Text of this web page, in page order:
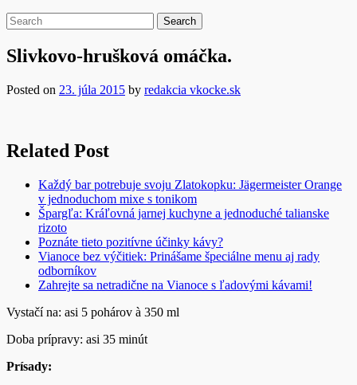
Slivkovo-hrušková omáčka.
Posted on 23. júla 2015 by redakcia vkocke.sk
Related Post
Každý bar potrebuje svoju Zlatokopku: Jägermeister Orange
v jednoduchom mixe s tonikom
Špargľa: Kráľovná jarnej kuchyne a jednoduché talianske
rizoto
Poznáte tieto pozitívne účinky kávy?
Vianoce bez výčitiek: Prinášame špeciálne menu aj rady
odborníkov
Zahrejte sa netradične na Vianoce s ľadovými kávami!
Vystačí na: asi 5 pohárov à 350 ml
Doba prípravy: asi 35 minút
Prísady: